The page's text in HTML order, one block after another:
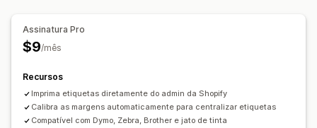
Impressão de etiquetas
Tamanho personalizado
Assinatura Pro
$9/mês
Recursos
Imprima etiquetas diretamente do admin da Shopify
Calibra as margens automaticamente para centralizar etiquetas
Compatível com Dymo, Zebra, Brother e jato de tinta